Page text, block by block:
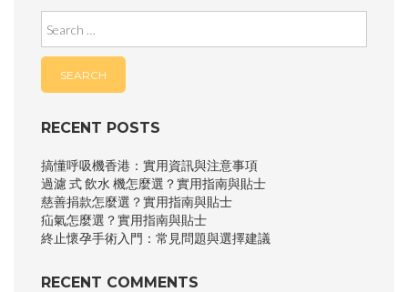
for:
RECENT POSTS
搞懂呼吸機香港：實用資訊與注意事項
過濾 式 飲水 機怎麼選？實用指南與貼士
慈善捐款怎麼選？實用指南與貼士
疝氣怎麼選？實用指南與貼士
終止懷孕手術入門：常見問題與選擇建議
RECENT COMMENTS